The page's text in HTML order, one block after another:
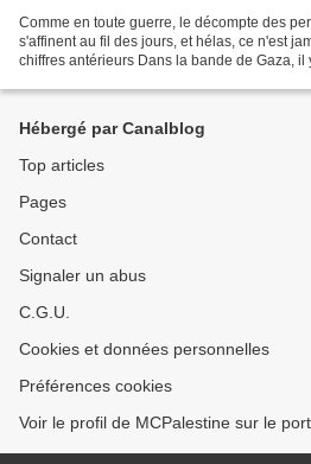
Comme en toute guerre, le décompte des
s'affinent au fil des jours, et hélas, ce n'est
chiffres antérieurs Dans la bande de Gaza,
Hébergé par Canalblog
Top articles
Pages
Contact
Signaler un abus
C.G.U.
Cookies et données personnelles
Préférences cookies
Voir le profil de MCPalestine sur le